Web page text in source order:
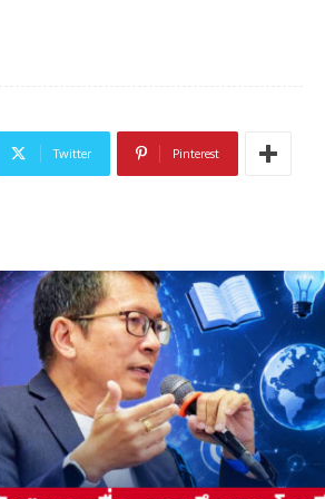
Twitter Pinterest